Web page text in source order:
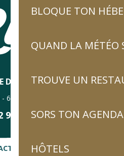
BLOQUE TON
QUAND LA MÉTÉO
TROUVE UN
SORS TON AGENDA
HÔTELS
DE LUZ-SAINT-SAUVEUR
65120 Luz-Saint-Sauveur
92 30 30
NOUS !